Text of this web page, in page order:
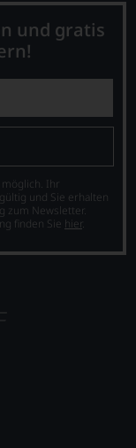
und gratis
Ihr
und Sie erhalten
zum Newsletter.
finden Sie hier.